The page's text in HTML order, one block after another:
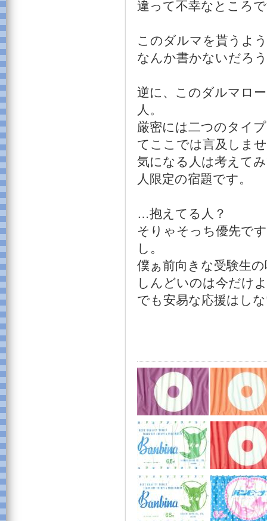
違って不幸なところ
このダルマを貰うよ
なんか書かないだろ
逆に、このダルマロ
人。
厳密には二つのタイ
てここでは言及しま
気になる人は考えて
人限定の宿題です。
…抱えてる人？
そりゃそっち優先で
し。
僕ぁ前向きな受験生
しんどいのは今だけ
でも安易な応援はし